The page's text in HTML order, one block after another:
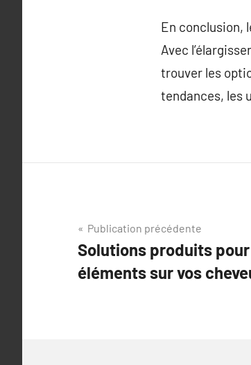
En conclusion,
Avec
trouver les
tendances, les
Navigation
de
l’article
Publication précédente
Solutions produits
éléments sur vos